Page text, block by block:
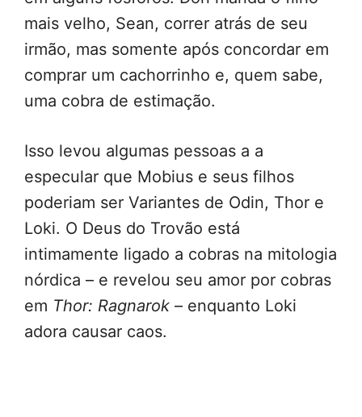
mais velho, Sean, correr atrás de seu
irmão, mas somente após concordar em
comprar um cachorrinho e, quem sabe,
uma cobra de estimação.
Isso levou algumas pessoas a a
especular que Mobius e seus filhos
poderiam ser Variantes de Odin, Thor e
Loki. O Deus do Trovão está
intimamente ligado a cobras na mitologia
nórdica – e revelou seu amor por cobras
em Thor: Ragnarok – enquanto Loki
adora causar caos.